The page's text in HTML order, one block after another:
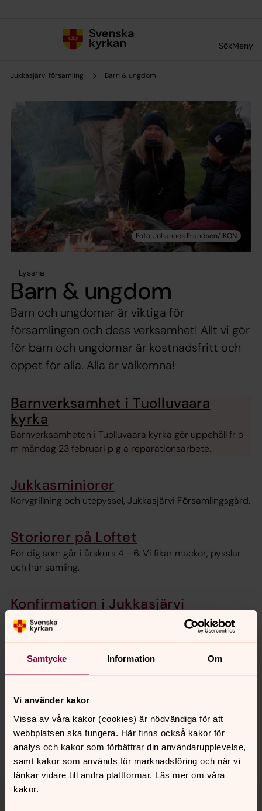
Samtycke Information Om
Vi använder kakor
Vissa av våra kakor (cookies) är nödvändiga för att
webbplatsen ska fungera. Här finns också kakor för
analys och kakor som förbättrar din användarupplevelse,
samt kakor som används för marknadsföring och när vi
länkar vidare till andra plattformar. Läs mer om våra
kakor.
SökMeny
Jukkasjärvi församling Barn & ungdom
Lyssna
Barn & ungdom
Barn och ungdomar är viktiga för
församlingen och dess verksamhet! Allt vi gör
för barn och ungdomar är kostnadsfritt och
öppet för alla. Alla är välkomna!
Barnverksamhet i Tuolluvaara
kyrka
Barnverksamheten i Tuolluvaara kyrka gör uppehåll fr o
m måndag 23 februari p g a reparationsarbete.
Jukkasminiorer
Korvgrillning och utepyssel, Jukkasjärvi Församlingsgård.
Storiorer på Loftet
För dig som går i årskurs 4 - 6. Vi fikar mackor, pysslar
och har samling.
Konfirmation i Jukkasjärvi
församling
Du är välkommen till konfirmation i kyrkan, oavsett om
Dela
Tillbaka till toppen
Tillbaka till innehållet